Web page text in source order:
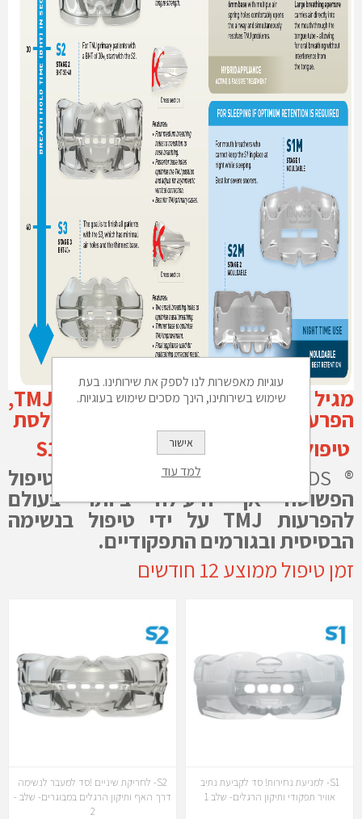
מגיל 12 ומעלה +מבוגרים עם TMJ,
הפרעות נשימה והפרעות תפקודי פה ולסת
טיפול תלת שלבי עם מכשירי S1.S2.S3
® Myosa® for TMJBDS,
גישת הטיפול
הפשוטה אך היעילה ביותר בעולם
להפרעות TMJ על ידי טיפול בנשימה
הבסיסית ובגורמים התפקודיים.
זמן טיפול ממוצע 12 חודשים
S1- למניעת נחירות! סד לקביעת נתיב
אוויר תפקודי ותיקון הרגלים- שלב 1
S2- לחריקת שיניים !סד למעבר לנשימה
דרך האף ותיקון הרגלים במבוגרים- שלב -
2
עוגיות מאפשרות לנו לספק את שירותינו. בעת
שימוש בשירותינו, הינך מסכים שימוש בעוגיות.
אישור
למד עוד